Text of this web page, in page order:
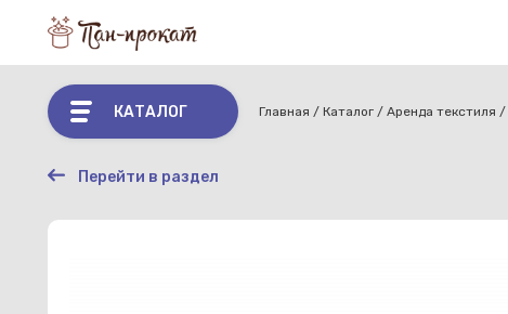
КАТАЛОГ Главная Каталог Аренда текстиля
Перейти в раздел